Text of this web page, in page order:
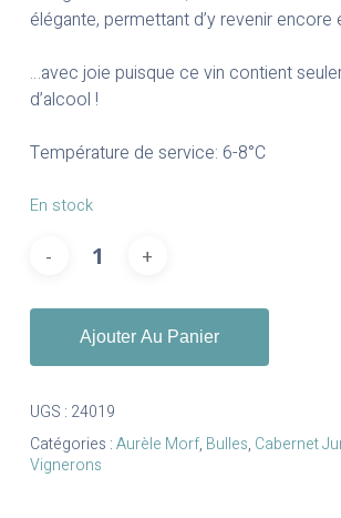
élégante, permettant d’y revenir
…avec joie puisque ce vin contient
d’alcool !
Température de service: 6-8°C
En stock
Ajouter Au Panier
UGS : 24019
Catégories :Aurèle Morf, Bulles, Cabernet
Vignerons